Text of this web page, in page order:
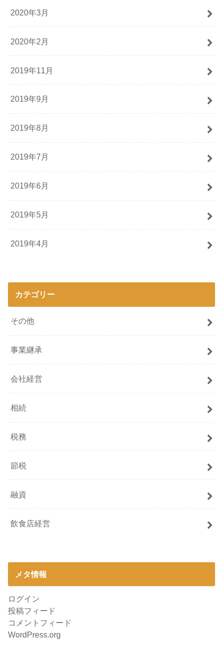
2020年3月
2020年2月
2019年11月
2019年9月
2019年8月
2019年7月
2019年6月
2019年5月
2019年4月
カテゴリー
その他
事業継承
会社経営
相続
税務
節税
融資
飲食店経営
メタ情報
ログイン
投稿フィード
コメントフィード
WordPress.org